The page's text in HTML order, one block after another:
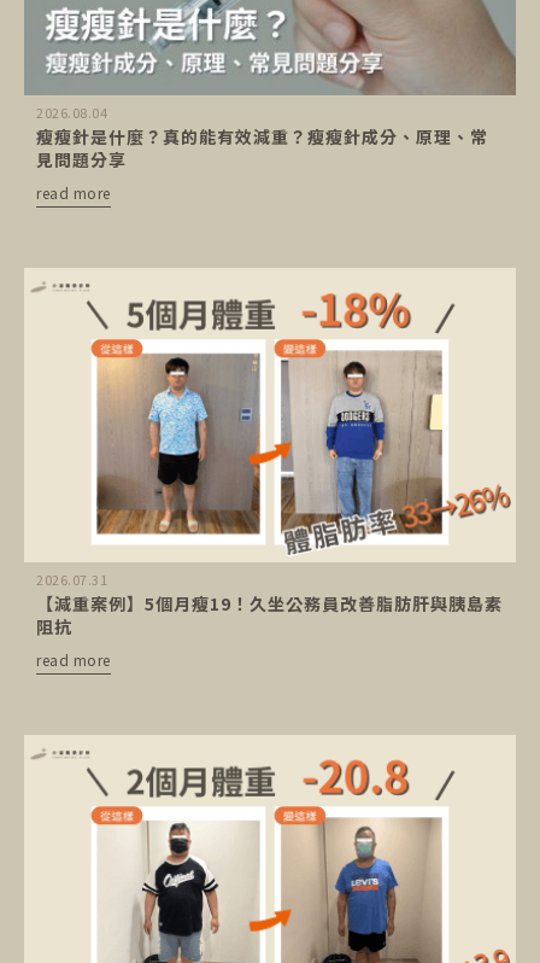
2026.08.04
瘦瘦針是什麼？真的能有效減重？瘦瘦針成分、原理、常
見問題分享
read more
2026.07.31
【減重案例】5個月瘦19！久坐公務員改善脂肪肝與胰島素
阻抗
read more